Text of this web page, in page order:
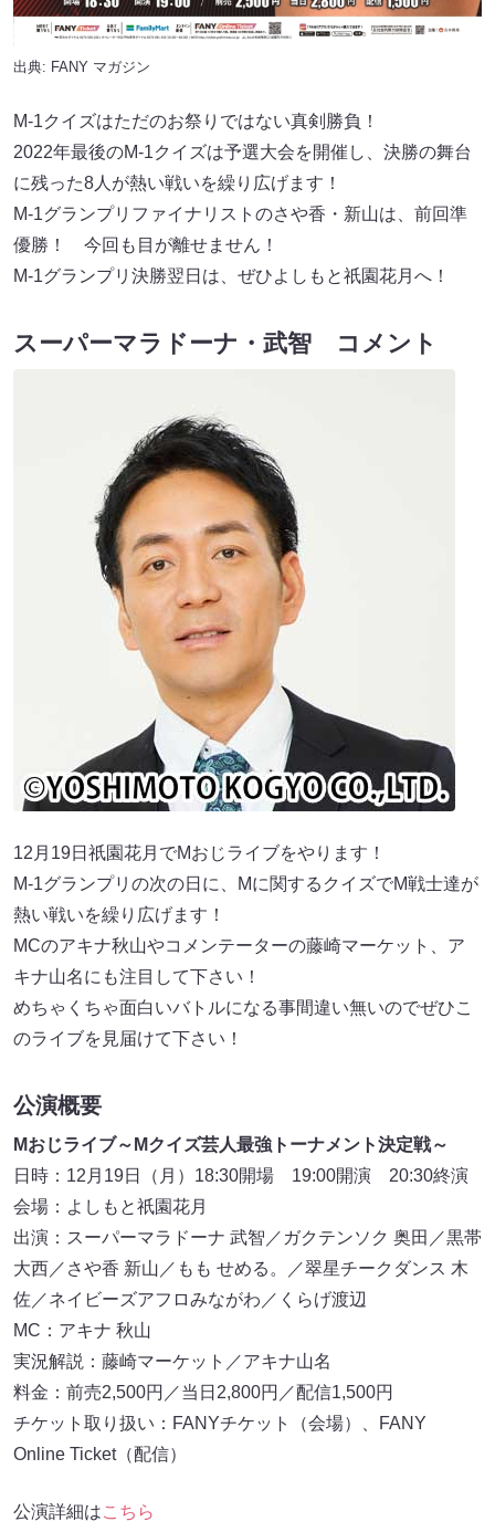
出典: FANY マガジン
M-1クイズはただのお祭りではない真剣勝負！
2022年最後のM-1クイズは予選大会を開催し、決勝の舞台
に残った8人が熱い戦いを繰り広げます！
M-1グランプリファイナリストのさや香・新山は、前回準
優勝！ 今回も目が離せません！
M-1グランプリ決勝翌日は、ぜひよしもと祇園花月へ！
スーパーマラドーナ・武智 コメント
12月19日祇園花月でMおじライブをやります！
M-1グランプリの次の日に、Mに関するクイズでM戦士達が
熱い戦いを繰り広げます！
MCのアキナ秋山やコメンテーターの藤崎マーケット、ア
キナ山名にも注目して下さい！
めちゃくちゃ面白いバトルになる事間違い無いのでぜひこ
のライブを見届けて下さい！
公演概要
Mおじライブ～Mクイズ芸人最強トーナメント決定戦～
日時：12月19日（月）18:30開場 19:00開演 20:30終演
会場：よしもと祇園花月
出演：スーパーマラドーナ 武智／ガクテンソク 奥田／黒帯
大西／さや香 新山／もも せめる。／翠星チークダンス 木
佐／ネイビーズアフロみながわ／くらげ渡辺
MC：アキナ 秋山
実況解説：藤崎マーケット／アキナ山名
料金：前売2,500円／当日2,800円／配信1,500円
チケット取り扱い：FANYチケット（会場）、FANY
Online Ticket（配信）
公演詳細はこちら